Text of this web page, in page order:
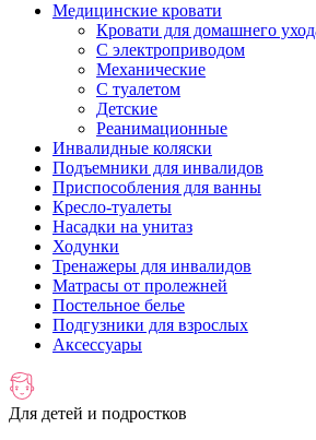
Медицинские кровати
Кровати для домашнего
С электроприводом
Механические
С туалетом
Детские
Реанимационные
Инвалидные коляски
Подъемники для инвалидов
Приспособления для ванны
Кресло-туалеты
Насадки на унитаз
Ходунки
Тренажеры для инвалидов
Матрасы от пролежней
Постельное белье
Подгузники для взрослых
Аксессуары
Для детей и подростков